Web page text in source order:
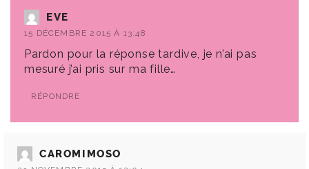
EVE
15 DÉCEMBRE 2015 À 13:48
Pardon pour la réponse tardive, je n’ai pas
mesuré j’ai pris sur ma fille…
RÉPONDRE
CAROMIMOSO